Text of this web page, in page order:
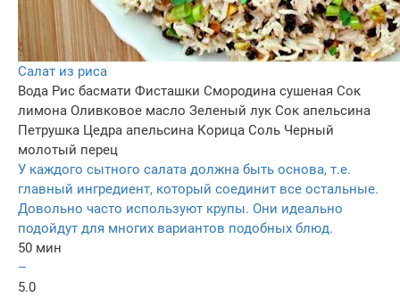
Салат из риса
Вода Рис басмати Фисташки Смородина сушеная Сок
лимона Оливковое масло Зеленый лук Сок апельсина
Петрушка Цедра апельсина Корица Соль Черный
молотый перец
У каждого сытного салата должна быть основа, т.е.
главный ингредиент, который соединит все остальные.
Довольно часто используют крупы. Они идеально
подойдут для многих вариантов подобных блюд.
50 мин
–
5.0